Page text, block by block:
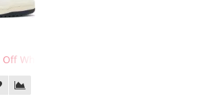
White Collegiate Navy